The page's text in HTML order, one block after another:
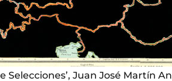
Selecciones’, Juan José Martín